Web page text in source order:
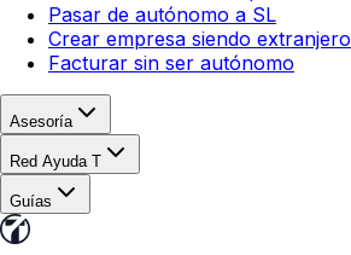
Pasar de autónomo a SL
Crear empresa siendo extranjero
Facturar sin ser autónomo
Asesoría
Red Ayuda T
Guías